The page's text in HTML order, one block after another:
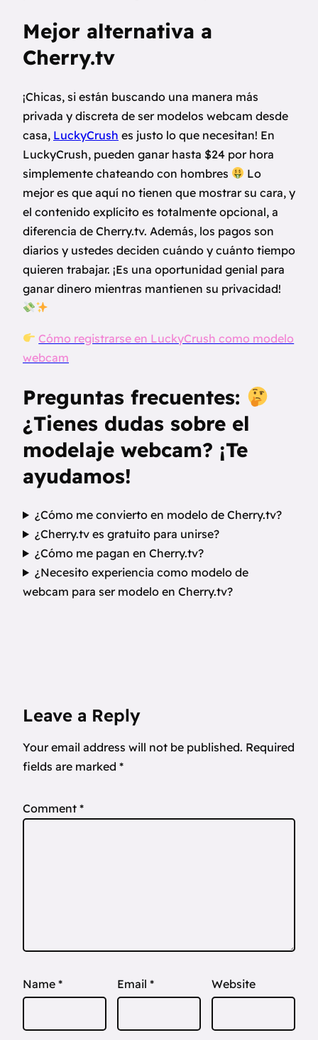
Mejor alternativa a
Cherry.tv
¡Chicas, si están buscando una manera más
privada y discreta de ser modelos webcam desde
casa, LuckyCrush es justo lo que necesitan! En
LuckyCrush, pueden ganar hasta $24 por hora
simplemente chateando con hombres
Lo
mejor es que aquí no tienen que mostrar su cara, y
el contenido explícito es totalmente opcional, a
diferencia de Cherry.tv. Además, los pagos son
diarios y ustedes deciden cuándo y cuánto tiempo
quieren trabajar. ¡Es una oportunidad genial para
ganar dinero mientras mantienen su privacidad!
Cómo registrarse en LuckyCrush como modelo
webcam
Preguntas frecuentes:
¿Tienes dudas sobre el
modelaje webcam? ¡Te
ayudamos!
¿Cómo me convierto en modelo de Cherry.tv?
¿Cherry.tv es gratuito para unirse?
¿Cómo me pagan en Cherry.tv?
¿Necesito experiencia como modelo de
webcam para ser modelo en Cherry.tv?
Leave a Reply
Your email address will not be published. Required
fields are marked *
Comment *
Name * Email * Website